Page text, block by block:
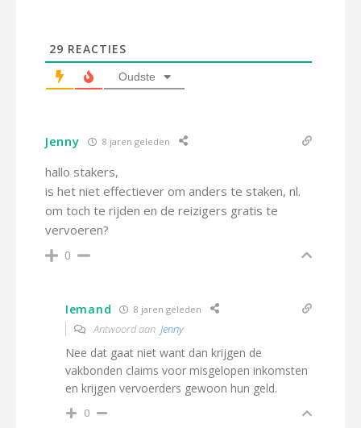
29 REACTIES
Oudste
Jenny 8 jaren geleden
hallo stakers,
is het niet effectiever om anders te staken, nl.
om toch te rijden en de reizigers gratis te
vervoeren?
0
Iemand 8 jaren geleden
Antwoord aan Jenny
Nee dat gaat niet want dan krijgen de
vakbonden claims voor misgelopen inkomsten
en krijgen vervoerders gewoon hun geld.
0